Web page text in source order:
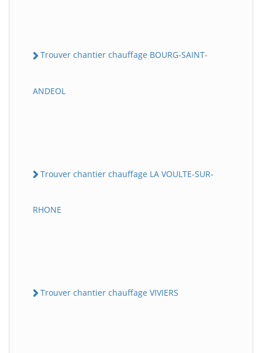
Trouver chantier chauffage BOURG-SAINT-
ANDEOL
Trouver chantier chauffage LA VOULTE-SUR-
RHONE
Trouver chantier chauffage VIVIERS